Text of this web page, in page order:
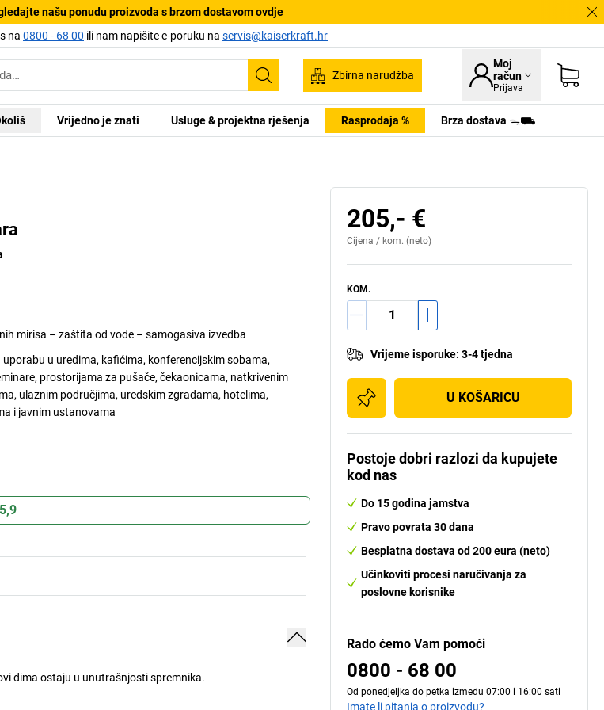
našu ponudu proizvoda s brzom dostavom ovdje
na 0800 - 68 00 ili nam napišite e-poruku na servis@kaiserkraft.hr
Pretraživanje
Zbirna narudžba
Moj
račun
Prijava
Vrijedno je znati Usluge & projektna rješenja Rasprodaja % Brza dostava ᯓ⛟
mirisa – zaštita od vode – samogasiva izvedba
uporabu u uredima, kafićima, konferencijskim sobama,
prostorijama za pušače, čekaonicama, natkrivenim
ulaznim područjima, uredskim zgradama, hotelima,
i javnim ustanovama
dima ostaju u unutrašnjosti spremnika.
205,- €
Cijena / kom. (neto)
KOM.
Vrijeme isporuke: 3-4 tjedna
U KOŠARICU
Postoje dobri razlozi da kupujete
kod nas
Do 15 godina jamstva
Pravo povrata 30 dana
Besplatna dostava od 200 eura (neto)
Učinkoviti procesi naručivanja za
poslovne korisnike
Rado ćemo Vam pomoći
0800 - 68 00
Od ponedjeljka do petka između 07:00 i 16:00 sati
Imate li pitanja o proizvodu?